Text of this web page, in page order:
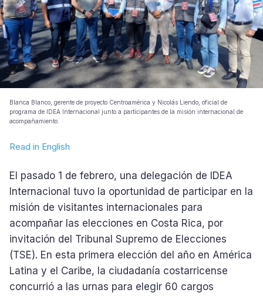
Blanca Blanco, gerente de proyecto Centroamérica y Nicolás Liendo, oficial de
programa de IDEA Internacional junto a participantes de la misión internacional de
acompañamiento.
Read in English
El pasado 1 de febrero, una delegación de IDEA
Internacional tuvo la oportunidad de participar en la
misión de visitantes internacionales para
acompañar las elecciones en Costa Rica, por
invitación del Tribunal Supremo de Elecciones
(TSE). En esta primera elección del año en América
Latina y el Caribe, la ciudadanía costarricense
concurrió a las urnas para elegir 60 cargos